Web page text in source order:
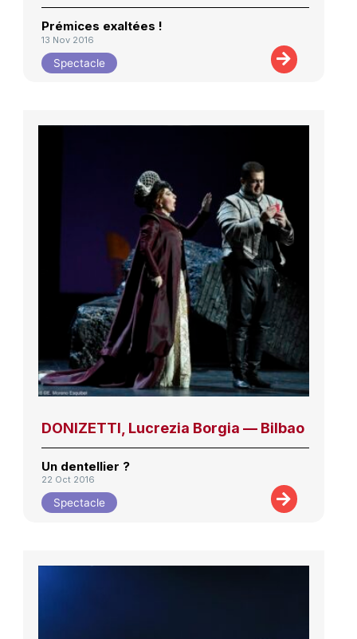
Prémices exaltées !
13 Nov 2016
Spectacle
DONIZETTI, Lucrezia Borgia — Bilbao
Un dentellier ?
22 Oct 2016
Spectacle